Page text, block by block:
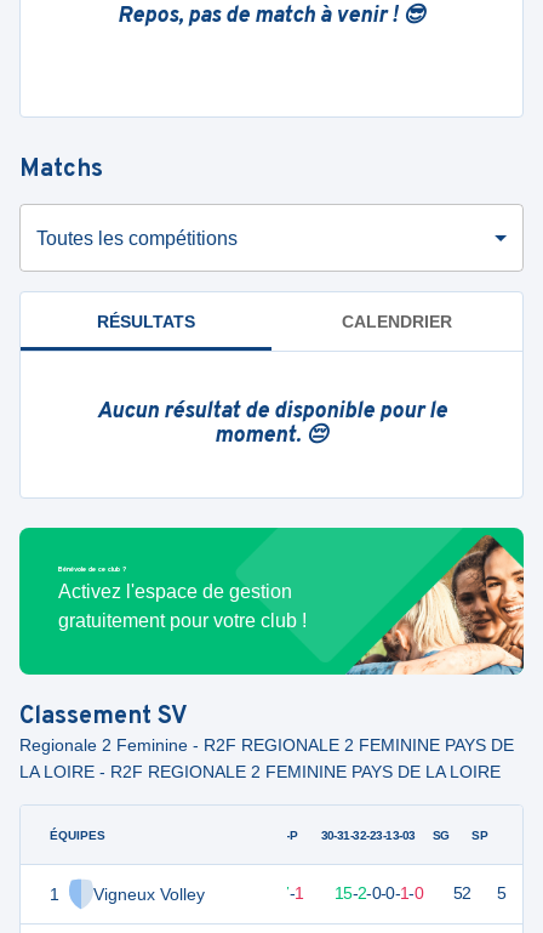
Repos, pas de match à venir ! 😎
Matchs
Toutes les compétitions
RÉSULTATS CALENDRIER
Aucun résultat de disponible pour le
moment. 😔
Bénévole de ce club ?
Activez l'espace de gestion
gratuitement pour votre club !
Classement SV
Regionale 2 Feminine - R2F REGIONALE 2 FEMININE PAYS DE
LA LOIRE - R2F REGIONALE 2 FEMININE PAYS DE LA LOIRE
ÉQUIPES
1 Vigneux Volley
G-P 30-31-32-23-13-03 SG SP
51 17-1 15-2-0-0-1-0 52 5